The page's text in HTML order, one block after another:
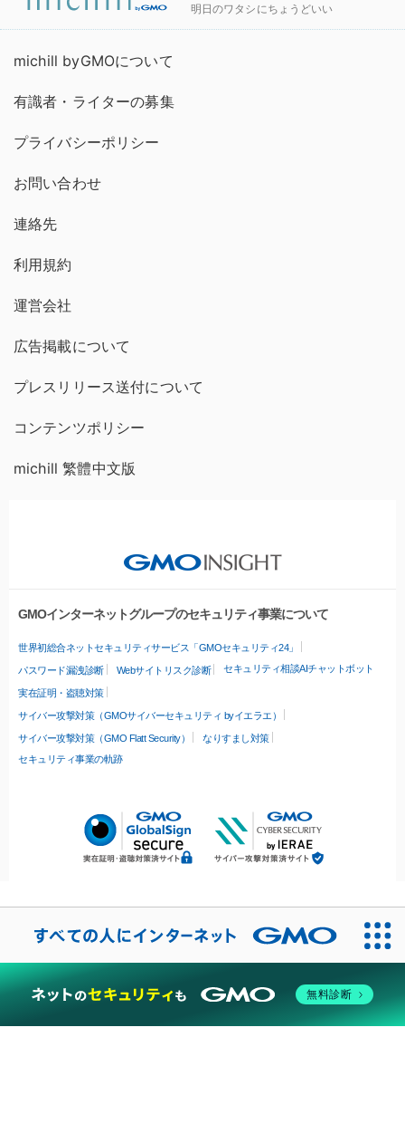
明日のワタシにちょうどいい
michill byGMOについて
有識者・ライターの募集
プライバシーポリシー
お問い合わせ
連絡先
利用規約
運営会社
広告掲載について
プレスリリース送付について
コンテンツポリシー
michill 繁體中文版
GMOインターネットグループのセキュリティ事業について
世界初総合ネットセキュリティサービス「GMOセキュリティ24」
パスワード漏洩診断 Webサイトリスク診断 セキュリティ相談AIチャットボット
実在証明・盗聴対策
サイバー攻撃対策（GMOサイバーセキュリティ byイエラエ）
サイバー攻撃対策（GMO Flatt Security）
なりすまし対策
セキュリティ事業の軌跡
無料診断